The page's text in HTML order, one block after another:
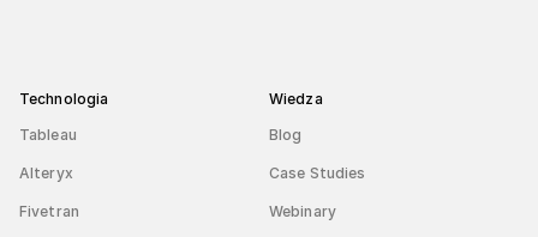
Technologia
Tableau
Alteryx
Fivetran
Wiedza
Blog
Case Studies
Webinary